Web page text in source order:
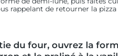
rappelant de retourner la
du four, ouvrez la